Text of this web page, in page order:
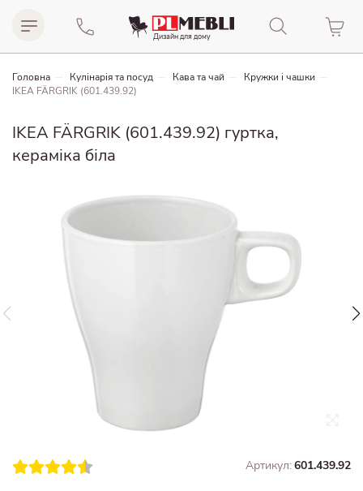
Дизайн для домy
Головна Кулінарія та посуд Кава та чай
Кружки і чашки
IKEA FÄRGRIK (601.439.92)
IKEA FÄRGRIK (601.439.92) гуртка,
кераміка біла
Артикул:601.439.92